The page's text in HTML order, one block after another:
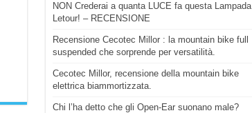
NON Crederai a quanta LUCE fa questa Lampada
Letour! – RECENSIONE
Recensione Cecotec Millor : la mountain bike full
suspended che sorprende per versatilità.
Cecotec Millor, recensione della mountain bike
elettrica biammortizzata.
Chi l’ha detto che gli Open-Ear suonano male?